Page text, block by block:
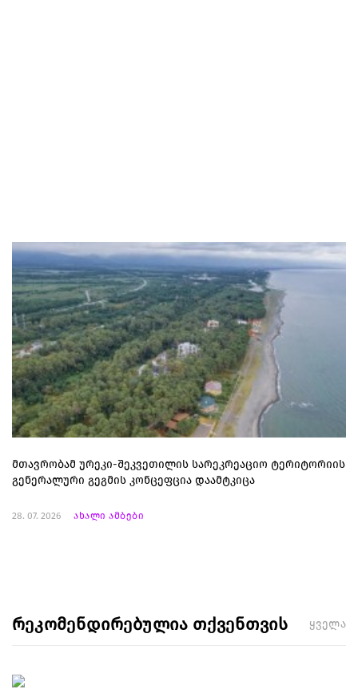
მთავრობამ ურეკი-შეკვეთილის სარეკრეაციო ტერიტორიის
გენერალური გეგმის კონცეფცია დაამტკიცა
28. 07. 2026 ახალი ამბები
რეკომენდირებულია თქვენთვის ყველა